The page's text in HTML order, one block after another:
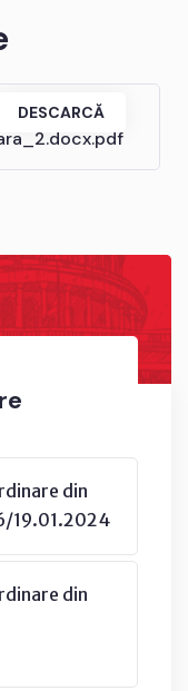
din
19.01.2024
din
DESCARCĂ